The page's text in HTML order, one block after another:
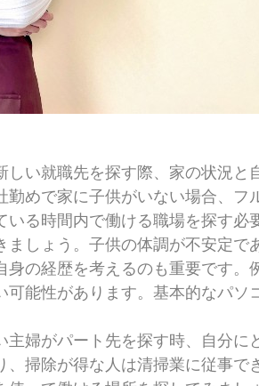
い就職先を探す際、家の状況と
めで家に子供がいない場合、フ
いる時間内で働ける職場を探す
しょう。子供の体調が不安定で
身の経歴を考えるのも重要です
可能性があります。基本的なパ
主婦がパート先を探す時、自分
、掃除が得な人は清掃業に従事